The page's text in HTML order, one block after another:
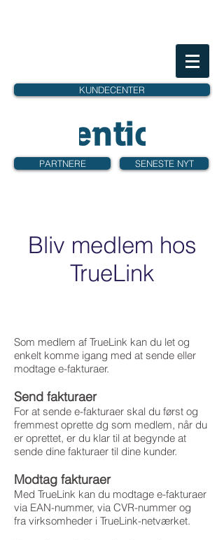
KUNDECENTER
PARTNERE SENESTE NYT
Bliv medlem hos
TrueLink
Som medlem af TrueLink kan du let og
enkelt komme igang med at sende eller
modtage e-fakturaer.
Send fakturaer
For at sende e-fakturaer skal du først og
fremmest oprette dg som medlem, når du
er oprettet, er du klar til at begynde at
sende dine fakturaer til dine kunder.
Modtag fakturaer
Med TrueLink kan du modtage e-fakturaer
via EAN-nummer, via CVR-nummer og
fra virksomheder i TrueLink-netværket.